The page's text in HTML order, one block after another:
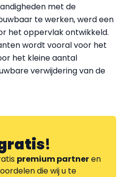
met de
te werken, werd een
het oppervlak ontwikkeld.
wordt vooral voor het
het kleine aantal
verwijdering van de
!
premium partneren
die wij u te